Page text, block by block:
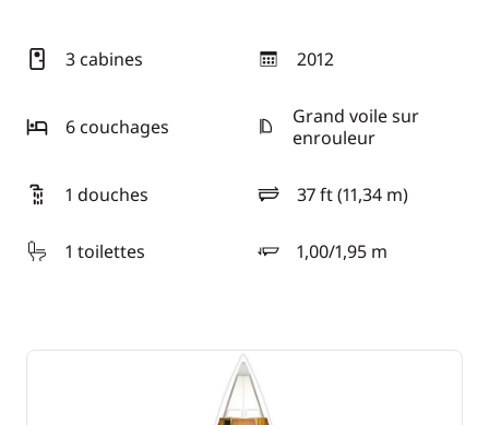
3 cabines 2012
année
6 couchages
Grand voile sur
enrouleur
1 douches 37 ft (11,34 m)
longueur
1 toilettes
1,00/1,95 m
tirant d'eau